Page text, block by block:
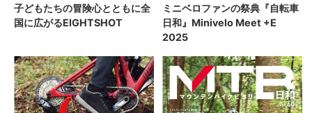
子どもたちの冒険心とともに全
国に広がるEIGHTSHOT
ミニベロファンの祭典『自転車
日和』Minivelo Meet +E
2025